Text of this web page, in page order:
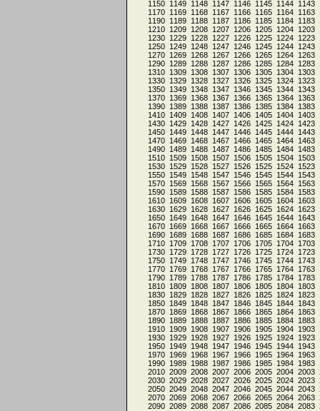
1143
1144
1145
1146
1147
1148
1149
1150
1163
1164
1165
1166
1167
1168
1169
1170
1183
1184
1185
1186
1187
1188
1189
1190
1203
1204
1205
1206
1207
1208
1209
1210
1223
1224
1225
1226
1227
1228
1229
1230
1243
1244
1245
1246
1247
1248
1249
1250
1263
1264
1265
1266
1267
1268
1269
1270
1283
1284
1285
1286
1287
1288
1289
1290
1303
1304
1305
1306
1307
1308
1309
1310
1323
1324
1325
1326
1327
1328
1329
1330
1343
1344
1345
1346
1347
1348
1349
1350
1363
1364
1365
1366
1367
1368
1369
1370
1383
1384
1385
1386
1387
1388
1389
1390
1403
1404
1405
1406
1407
1408
1409
1410
1423
1424
1425
1426
1427
1428
1429
1430
1443
1444
1445
1446
1447
1448
1449
1450
1463
1464
1465
1466
1467
1468
1469
1470
1483
1484
1485
1486
1487
1488
1489
1490
1503
1504
1505
1506
1507
1508
1509
1510
1523
1524
1525
1526
1527
1528
1529
1530
1543
1544
1545
1546
1547
1548
1549
1550
1563
1564
1565
1566
1567
1568
1569
1570
1583
1584
1585
1586
1587
1588
1589
1590
1603
1604
1605
1606
1607
1608
1609
1610
1623
1624
1625
1626
1627
1628
1629
1630
1643
1644
1645
1646
1647
1648
1649
1650
1663
1664
1665
1666
1667
1668
1669
1670
1683
1684
1685
1686
1687
1688
1689
1690
1703
1704
1705
1706
1707
1708
1709
1710
1723
1724
1725
1726
1727
1728
1729
1730
1743
1744
1745
1746
1747
1748
1749
1750
1763
1764
1765
1766
1767
1768
1769
1770
1783
1784
1785
1786
1787
1788
1789
1790
1803
1804
1805
1806
1807
1808
1809
1810
1823
1824
1825
1826
1827
1828
1829
1830
1843
1844
1845
1846
1847
1848
1849
1850
1863
1864
1865
1866
1867
1868
1869
1870
1883
1884
1885
1886
1887
1888
1889
1890
1903
1904
1905
1906
1907
1908
1909
1910
1923
1924
1925
1926
1927
1928
1929
1930
1943
1944
1945
1946
1947
1948
1949
1950
1963
1964
1965
1966
1967
1968
1969
1970
1983
1984
1985
1986
1987
1988
1989
1990
2003
2004
2005
2006
2007
2008
2009
2010
2023
2024
2025
2026
2027
2028
2029
2030
2043
2044
2045
2046
2047
2048
2049
2050
2063
2064
2065
2066
2067
2068
2069
2070
2083
2084
2085
2086
2087
2088
2089
2090